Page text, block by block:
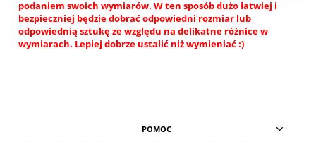
podaniem swoich wymiarów. W ten sposób dużo łatwiej i
bezpieczniej będzie dobrać odpowiedni rozmiar lub
odpowiednią sztukę ze względu na delikatne różnice w
wymiarach. Lepiej dobrze ustalić niż wymieniać :)
POMOC